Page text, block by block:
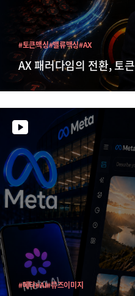
AX 패러다임의 전환, 토
#토큰맥싱#밸류맥싱#AX
#메타#AI#뮤즈이미지